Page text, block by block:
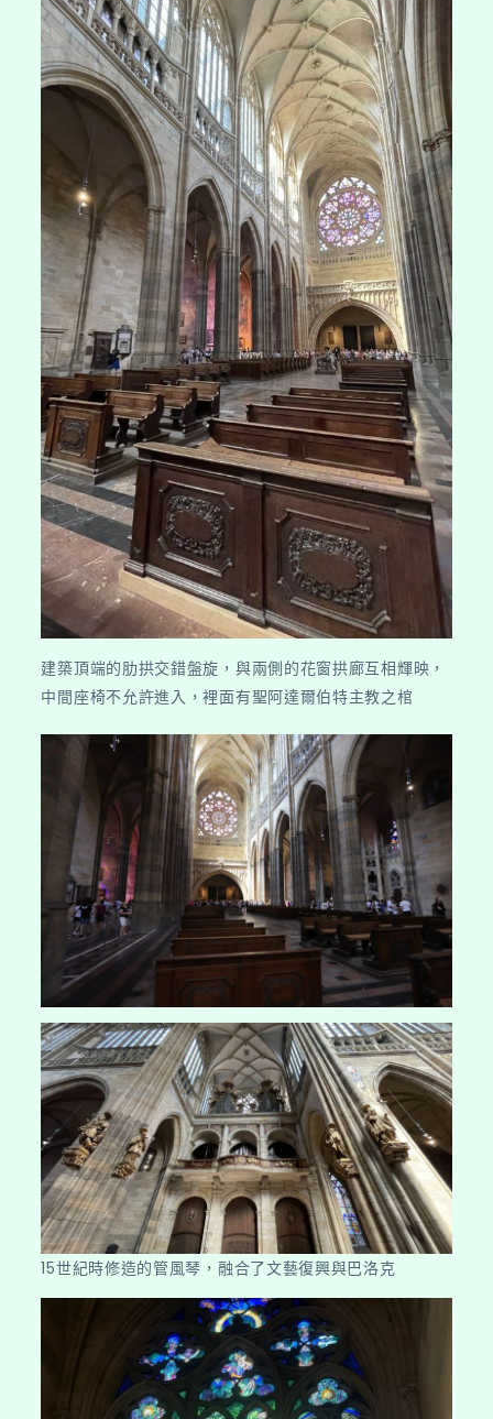
建築頂端的肋拱交錯盤旋，與兩側的花窗拱廊互相輝映，
中間座椅不允許進入，裡面有聖阿達爾伯特主教之棺
15世紀時修造的管風琴，融合了文藝復興與巴洛克